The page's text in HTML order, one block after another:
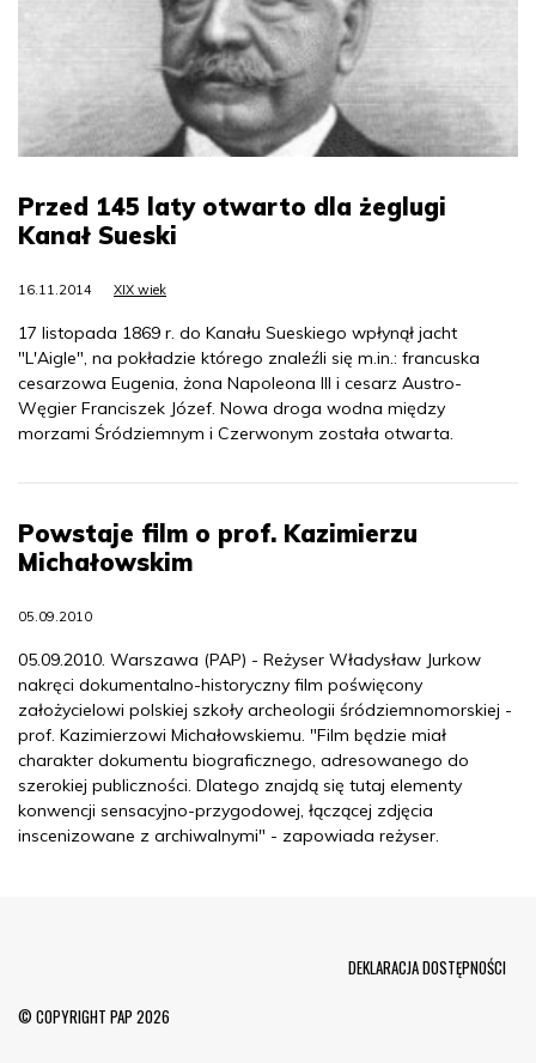
Przed 145 laty otwarto dla żeglugi
Kanał Sueski
16.11.2014 XIX wiek
17 listopada 1869 r. do Kanału Sueskiego wpłynął jacht
"L'Aigle", na pokładzie którego znaleźli się m.in.: francuska
cesarzowa Eugenia, żona Napoleona III i cesarz Austro-
Węgier Franciszek Józef. Nowa droga wodna między
morzami Śródziemnym i Czerwonym została otwarta.
Powstaje film o prof. Kazimierzu
Michałowskim
05.09.2010
05.09.2010. Warszawa (PAP) - Reżyser Władysław Jurkow
nakręci dokumentalno-historyczny film poświęcony
założycielowi polskiej szkoły archeologii śródziemnomorskiej -
prof. Kazimierzowi Michałowskiemu. "Film będzie miał
charakter dokumentu biograficznego, adresowanego do
szerokiej publiczności. Dlatego znajdą się tutaj elementy
konwencji sensacyjno-przygodowej, łączącej zdjęcia
inscenizowane z archiwalnymi" - zapowiada reżyser.
© COPYRIGHT PAP 2026
DEKLARACJA DOSTĘPNOŚCI